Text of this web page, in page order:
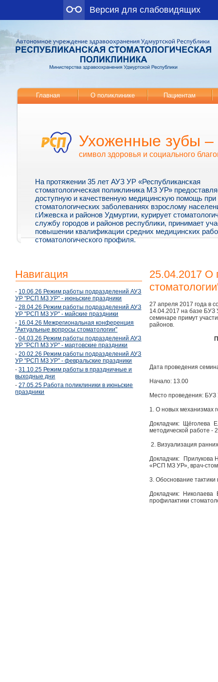
Версия для слабовидящих
Главная О поликлинике Пациентам
Ухоженные зубы –
символ здоровья и социального
На протяжении 35 лет АУЗ УР «Республиканская
стоматологическая поликлиника МЗ УР»
доступную и качественную медицинскую помощь при
стоматологических заболеваниях взрослому
г.Ижевска и районов Удмуртии, курирует
службу городов и районов республики, принимает
повышении квалификации средних медицинских
стоматологического профиля.
Навигация
- 10.06.26 Режим работы подразделений АУЗ
УР "РСП МЗ УР" - июньские праздники
-28.04.26 Режим работы подразделений АУЗ
УР "РСП МЗ УР" - майские праздники
- 16.04.26 Межрегиональная конференция
"Актуальные вопросы стоматологии"
-04.03.26 Режим работы подразделений АУЗ
УР "РСП МЗ УР" - мартовские праздники
-20.02.26 Режим работы подразделений АУЗ
УР "РСП МЗ УР" - февральские праздники
-31.10.25 Режим работы в праздничные и
выходные дни
-27.05.25 Работа поликлиники в июньские
праздники
25.04.2017 О
27 апреля 2017 года в
14.04.2017 на базе БУЗ
семинаре примут
районов.
Дата проведения
Начало: 13.00
Место проведения: БУЗ
1. О новых механизмах
Докладчик: Щёголева
2. Визуализация
Докладчик: Прилукова
«РСП МЗ УР», врач-
3. Обоснование
Докладчик:
Николаева
профилактики